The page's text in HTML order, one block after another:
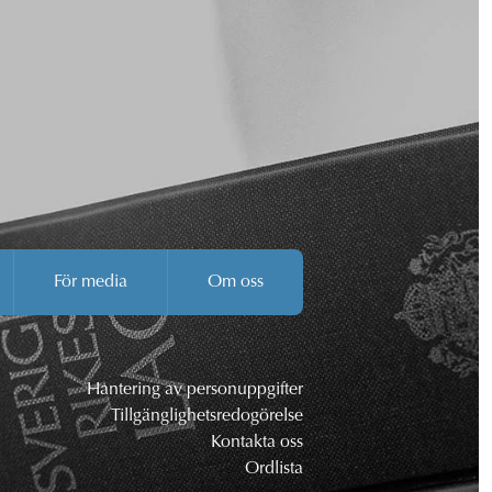
För media Om oss
Hantering av personuppgifter
Tillgänglighetsredogörelse
Kontakta oss
Ordlista